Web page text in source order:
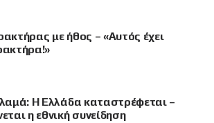
με ήθος – «Αυτός έχει
Η Ελλάδα καταστρέφεται –
η εθνική συνείδηση